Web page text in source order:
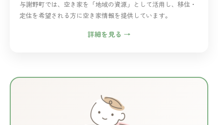
与謝野町では、空き家を「地域の資源」として活用し、移住・
定住を希望される方に空き家情報を提供しています。
詳細を見る →